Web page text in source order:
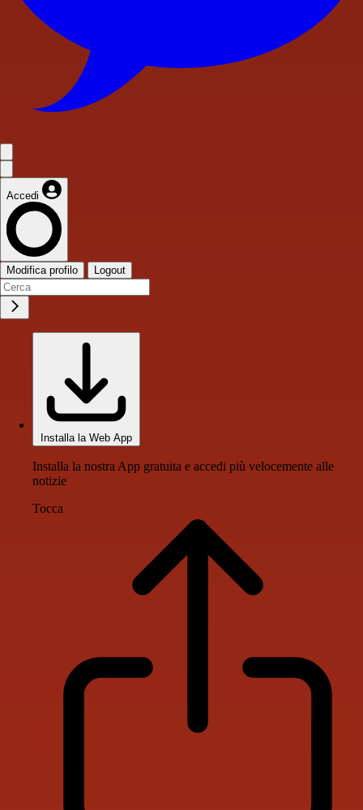
Accedi
Modifica profilo Logout
Installa la Web App
Installa la nostra App gratuita e accedi più velocemente alle
notizie
Tocca